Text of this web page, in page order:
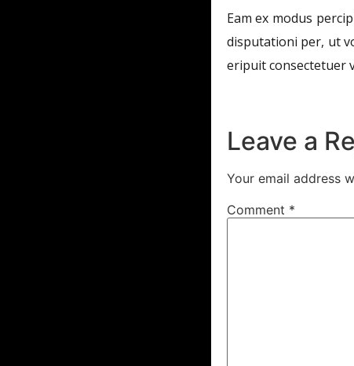
Eam ex modus
disputationi per, ut
eripuit consectetuer
Leave a
Your email address
Comment *